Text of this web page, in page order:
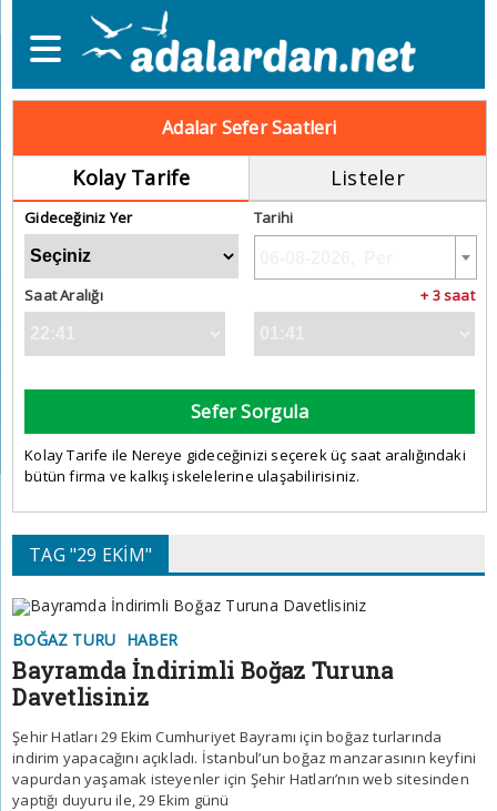
Adalar Sefer Saatleri
Kolay Tarife Listeler
Gideceğiniz Yer Tarihi
Saat Aralığı + 3 saat
Sefer Sorgula
Kolay Tarife ile Nereye gideceğinizi seçerek üç saat aralığındaki
bütün firma ve kalkış iskelelerine ulaşabilirisiniz.
TAG "29 EKIM"
BOĞAZ TURU HABER
Bayramda İndirimli Boğaz Turuna
Davetlisiniz
Şehir Hatları 29 Ekim Cumhuriyet Bayramı için boğaz turlarında
indirim yapacağını açıkladı. İstanbul’un boğaz manzarasının keyfini
vapurdan yaşamak isteyenler için Şehir Hatları’nın web sitesinden
yaptığı duyuru ile, 29 Ekim günü